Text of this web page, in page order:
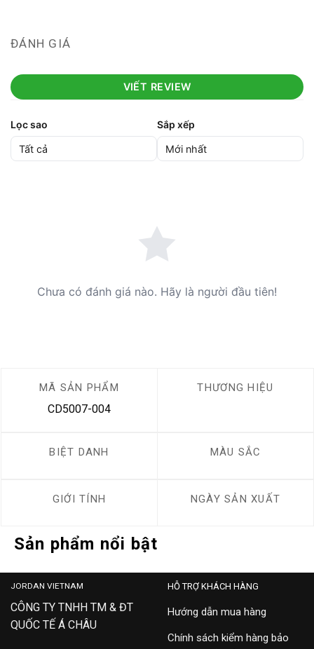
ĐÁNH GIÁ
VIẾT REVIEW
Lọc sao Sắp xếp
Chưa có đánh giá nào. Hãy là người đầu tiên!
MÃ SẢN PHẨM
CD5007-004
THƯƠNG HIỆU
BIỆT DANH MÀU SẮC
GIỚI TÍNH NGÀY SẢN XUẤT
Sản phẩm nổi bật
JORDAN VIETNAM
CÔNG TY TNHH TM & ĐT
QUỐC TẾ Á CHÂU
HỖ TRỢ KHÁCH HÀNG
Hướng dẫn mua hàng
Chính sách kiểm hàng bảo